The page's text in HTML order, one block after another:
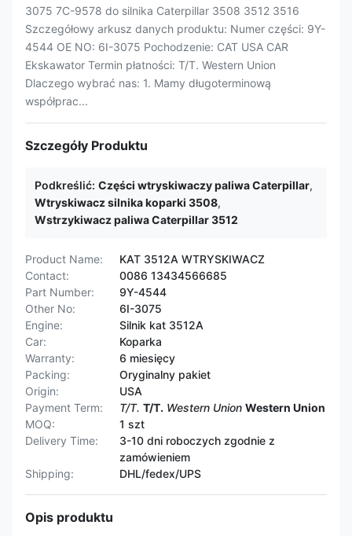
3075 7C-9578 do silnika Caterpillar 3508 3512 3516
Szczegółowy arkusz danych produktu: Numer części: 9Y-
4544 OE NO: 6I-3075 Pochodzenie: CAT USA CAR
Ekskawator Termin płatności: T/T. Western Union
Dlaczego wybrać nas: 1. Mamy długoterminową
współprac...
Szczegóły Produktu
Podkreślić: Części wtryskiwaczy paliwa Caterpillar,
Wtryskiwacz silnika koparki 3508,
Wstrzykiwacz paliwa Caterpillar 3512
Product Name:
KAT 3512A WTRYSKIWACZ
Contact:
0086 13434566685
Part Number:
9Y-4544
Other No:
6I-3075
Engine:
Silnik kat 3512A
Car:
Koparka
Warranty:
6 miesięcy
Packing:
Oryginalny pakiet
Origin:
USA
Payment Term:
T/T. T/T. Western Union Western Union
MOQ:
1 szt
Delivery Time:
3-10 dni roboczych zgodnie z
zamówieniem
Shipping:
DHL/fedex/UPS
Opis produktu